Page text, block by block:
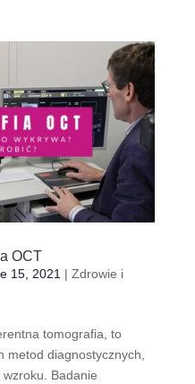
OCT
15, 2021 | Zdrowie i
tomografia, to
metod diagnostycznych,
Badanie